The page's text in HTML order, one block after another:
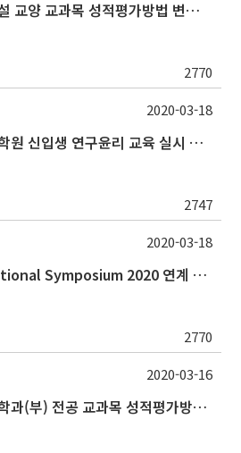
2020학년도 1학기 개설 교양 교과목 성적평가방법 변경 안내
2770
2020학년도 1학기 대학원 신입생 연구윤리 교육 실시 안내
2747
2020-03-18
McDonnell International Symposium 2020 연계 3MT Competition 홍보
2770
2020-03-18
2020학년도 1학기 타학과(부) 전공 교과목 성적평가방법 선택 안내
2020-03-16